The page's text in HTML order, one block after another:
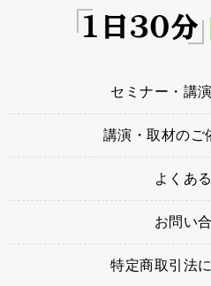
セミナー・講
講演・取材のご
よくあ
お問い
特定商取引法